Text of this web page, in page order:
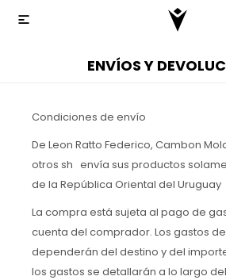

ENVÍOS Y
Condiciones de envío
De Leon Ratto Federico, Cambon
otros sh envía sus productos
de la República Oriental del Uruguay
La compra está sujeta al pago de
cuenta del comprador. Los gastos
dependerán del destino y del
los gastos se detallarán a lo largo